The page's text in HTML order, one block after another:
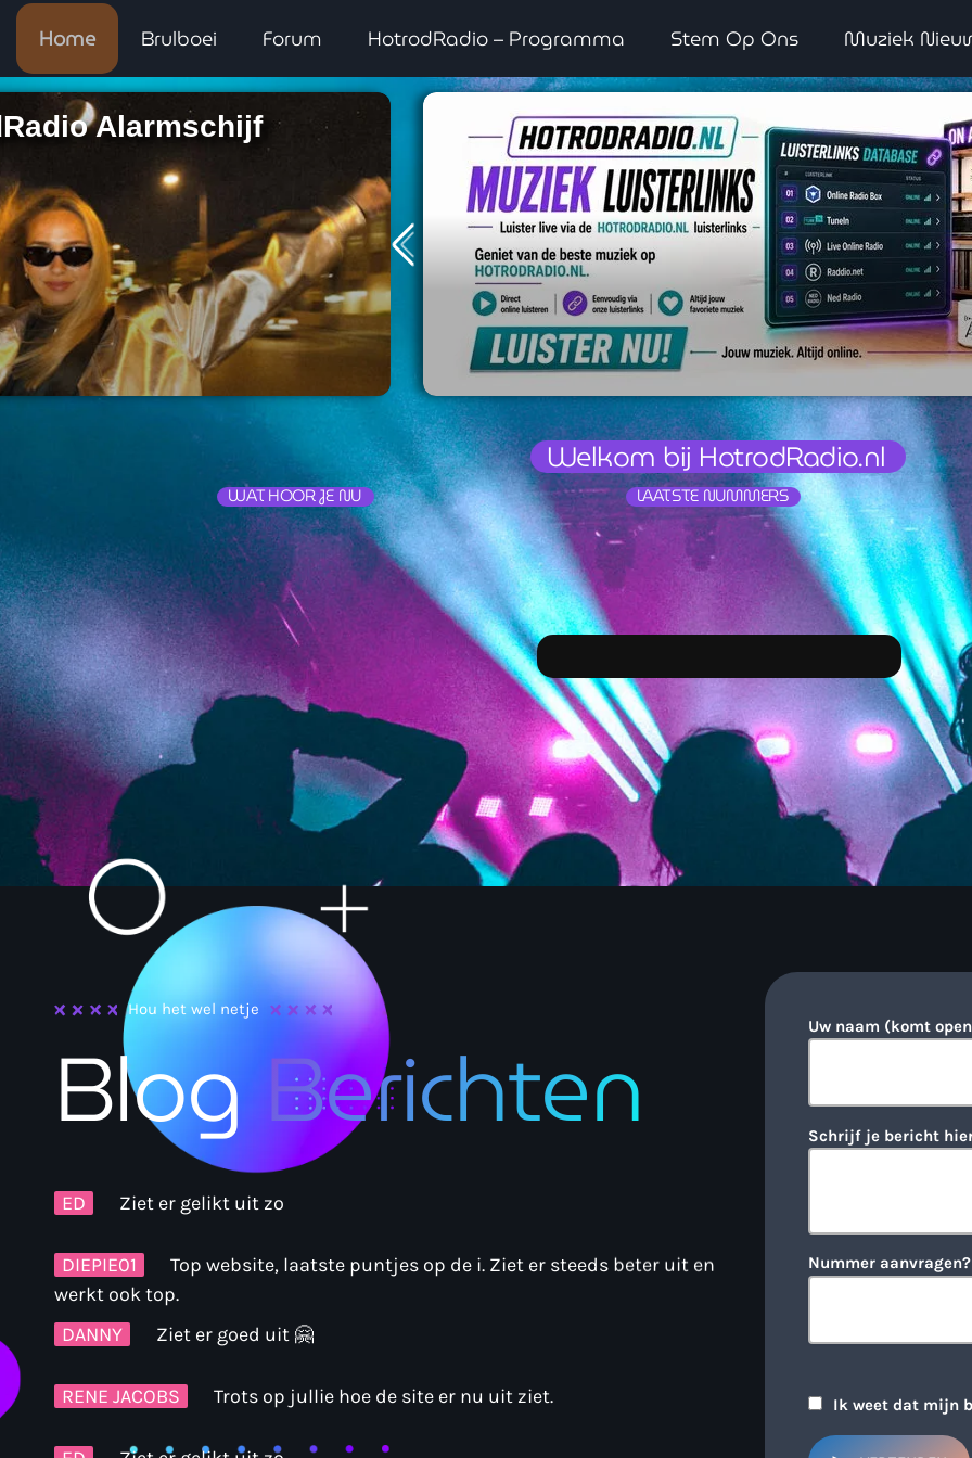
Home Brulboei Forum HotrodRadio – Programma Stem Op Ons Muziek
WAAR LUISTER JE NU NAAR
00:00 - 18:00
Onze Non-Stop draait 24/7
Non-Stop verzoekjes
Nieuws
Welkom bij HotrodRadio.nl
WAT HOOR JE NU LAATSTE NUMMERS
Hou het wel netje
BlogBerichten
DANNY Ziet er goed uit 🤗
RENE JACOBS Trots op jullie hoe de site er nu uit ziet.
ED
DIEPIE01
werkt ook top.
DANNY
Ziet er goed uit 🤗
RENE JACOBS
ED Ziet er gelikt uit zo
Uw naam (komt
Schrijf je bericht
Nummer aanvragen?
Ik weet dat mijn